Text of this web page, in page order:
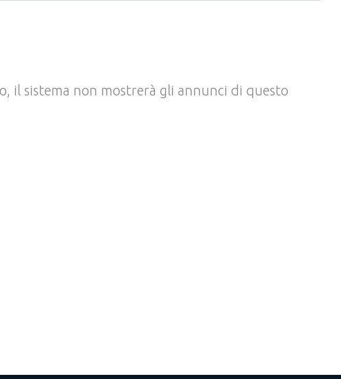
il sistema non mostrerà gli annunci di questo